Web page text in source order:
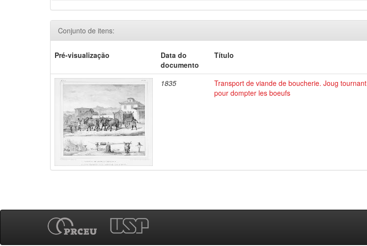
Conjunto de itens:
Pré-visualização
Data do
documento
Título
1835
Transport de viande de boucherie. Joug tournant
pour dompter les boeufs